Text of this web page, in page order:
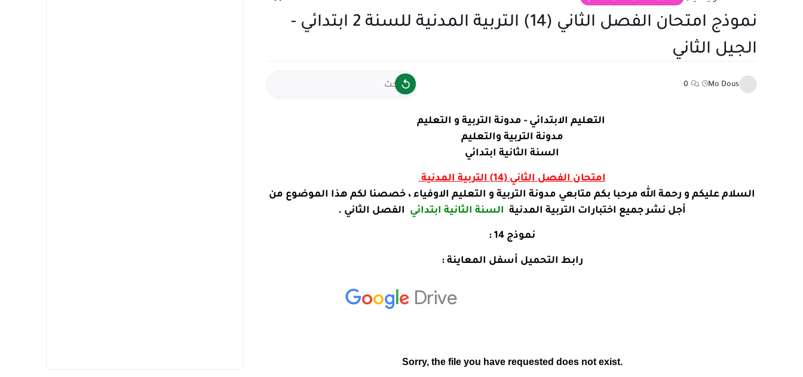
نموذج امتحان الفصل الثاني (14) التربية المدنية للسنة 2 ابتدائي -
الجيل الثاني
Mo Dous
0
التعليم الابتدائي - مدونة التربية و التعليم
مدونة التربية والتعليم
السنة الثانية ابتدائي
امتحان الفصل الثاني (14) التربية المدنية
السلام عليكم و رحمة الله مرحبا بكم متابعي مدونة التربية و التعليم الاوفياء ، خصصنا لكم هذا الموضوع من
أجل نشر جميع اختبارات التربية المدنية السنة الثانية ابتدائي الفصل الثاني .
نموذج 14 :
رابط التحميل أسفل المعاينة :